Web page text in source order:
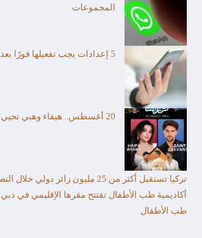
المجموعات
5 إعدادات يجب تفعيلها فورًا بعد شراء آيفون جديد
20 أغسطس.. هيفاء وهبي تحيي حفلا غنائيا في السعودية
تركيا تستقبل أكثر من 25 مليون زائر دولي خلال النصف الأول من العام​
أكاديمية طب الأطفال تفتتح مقرها الإقليمي في
طب الأطفال